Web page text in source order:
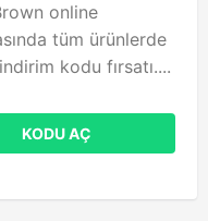
online
tüm ürünlerde
kodu fırsatı....
KODU AÇ